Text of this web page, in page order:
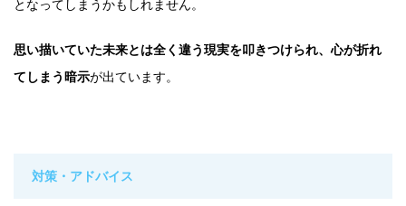
となってしまうかもしれません。
思い描いていた未来とは全く違う現実を叩きつけられ、心が折れ
てしまう暗示が出ています。
対策・アドバイス